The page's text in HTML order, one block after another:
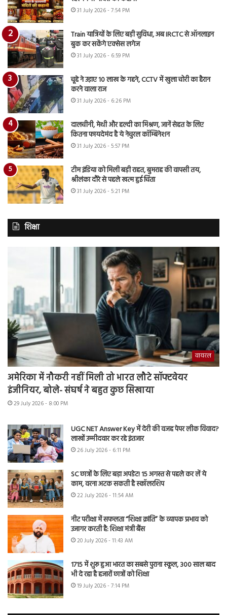
31 July 2026 - 7:54 PM
Train यात्रियों के लिए बड़ी सुविधा, अब IRCTC से ऑनलाइन
बुक कर सकेंगे एक्सेस लगेज
31 July 2026 - 6:59 PM
चूहे ने उड़ाए 10 लाख के गहने, CCTV में खुला चोरी का हैरान
करने वाला राज
31 July 2026 - 6:26 PM
दालचीनी, मेथी और हल्दी का मिश्रण, जानें सेहत के लिए
कितना फायदेमंद है ये नेचुरल कॉम्बिनेशन
31 July 2026 - 5:57 PM
टीम इंडिया को मिली बड़ी राहत, बुमराह की वापसी तय,
श्रीलंका दौरे से पहले खत्म हुई चिंता
31 July 2026 - 5:21 PM
शिक्षा
वायरल
अमेरिका में नौकरी नहीं मिली तो भारत लौटे सॉफ्टवेयर
इंजीनियर, बोले- संघर्ष ने बहुत कुछ सिखाया
29 July 2026 - 8:00 PM
UGC NET Answer Key में देरी की वजह पेपर लीक विवाद?
लाखों उम्मीदवार कर रहे इंतजार
26 July 2026 - 6:11 PM
SC छात्रों के लिए बड़ा अपडेट! 15 अगस्त से पहले कर लें ये
काम, वरना अटक सकती है स्कॉलरशिप
22 July 2026 - 11:54 AM
नीट परीक्षा में सफलता “शिक्षा क्रांति” के व्यापक प्रभाव को
उजागर करती है: शिक्षा मंत्री बैंस
20 July 2026 - 11:43 AM
1715 में शुरू हुआ भारत का सबसे पुराना स्कूल, 300 साल बाद
भी दे रहा है हजारों छात्रों को शिक्षा
19 July 2026 - 7:14 PM